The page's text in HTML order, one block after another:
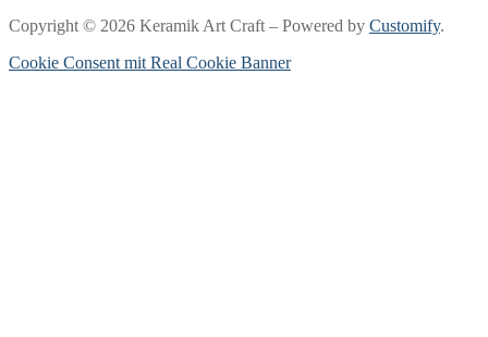
Copyright © 2026 Keramik Art Craft – Powered by Customify.
Cookie Consent mit Real Cookie Banner